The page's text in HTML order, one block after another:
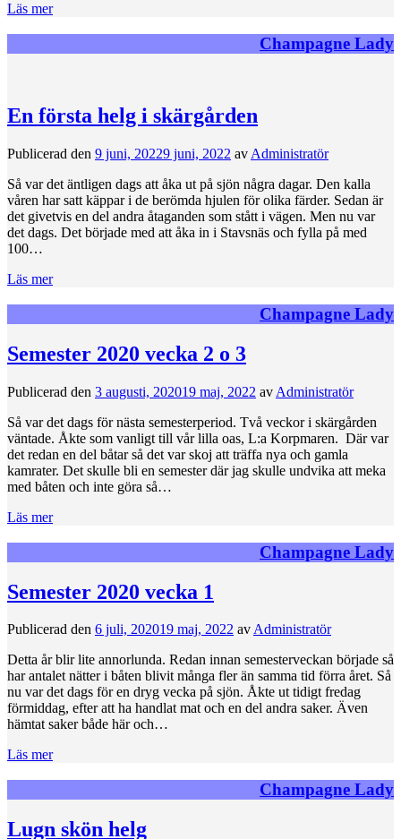
Läs mer
Champagne Lady
En första helg i skärgården
Publicerad den 9 juni, 20229 juni, 2022 av Administratör
Så var det äntligen dags att åka ut på sjön några dagar. Den kalla
våren har satt käppar i de berömda hjulen för olika färder. Sedan är
det givetvis en del andra åtaganden som stått i vägen. Men nu var
det dags. Det började med att åka in i Stavsnäs och fylla på med
100…
Läs mer
Champagne Lady
Semester 2020 vecka 2 o 3
Publicerad den 3 augusti, 202019 maj, 2022 av Administratör
Så var det dags för nästa semesterperiod. Två veckor i skärgården
väntade. Åkte som vanligt till vår lilla oas, L:a Korpmaren. Där var
det redan en del båtar så det var skoj att träffa nya och gamla
kamrater. Det skulle bli en semester där jag skulle undvika att meka
med båten och inte göra så…
Läs mer
Champagne Lady
Semester 2020 vecka 1
Publicerad den 6 juli, 202019 maj, 2022 avAdministratör
Detta år blir lite annorlunda. Redan innan semesterveckan började så
har antalet nätter i båten blivit många fler än samma tid förra året. Så
nu var det dags för en dryg vecka på sjön. Åkte ut tidigt fredag
förmiddag, efter att ha handlat mat och en del andra saker. Även
hämtat saker både här och…
Läs mer
Champagne Lady
Lugn skön helg